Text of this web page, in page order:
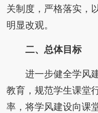
关制度，严格落实，
明显改观。
二、总体目标
进一步健全学风
教育，规范学生课堂
率，将学风建设向课